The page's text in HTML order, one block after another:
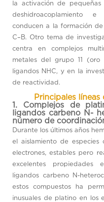
la activación de
deshidroacoplamiento e
conducen a la formación de
C–B. Otro tema de
centra en complejos
metales del grupo 11
ligandos NHC, y en la
de reactividad.
Principales
1. Complejos de
ligandos carbeno N-
número de
Durante los últimos años
el aislamiento de especies
electrones, estables pero
excelentes propiedades
ligandos carbeno N-
estos compuestos ha
inusuales de platino en los